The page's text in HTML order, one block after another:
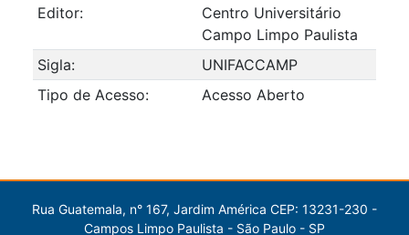
Editor:
Centro Universitário
Campo Limpo Paulista
Sigla:
UNIFACCAMP
Tipo de Acesso:
Acesso Aberto
Rua Guatemala, n° 167, Jardim América CEP: 13231-230 -
Campos Limpo Paulista - São Paulo - SP